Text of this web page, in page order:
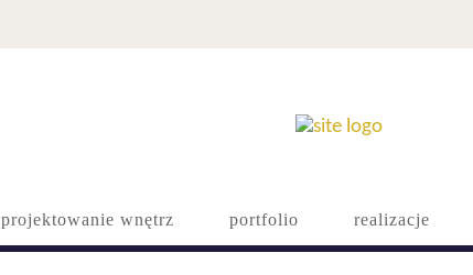
projektowanie wnętrz portfolio realizacje